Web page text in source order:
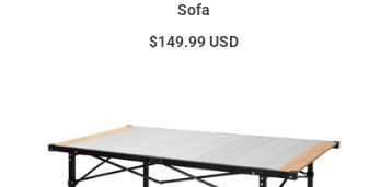
Sofa
$149.99 USD